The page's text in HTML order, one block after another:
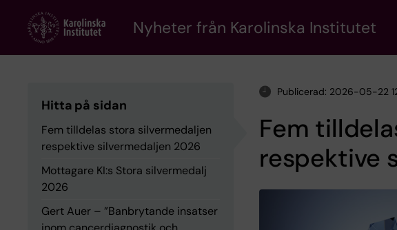
content
Nyheter från Karolinska Institutet
Hitta på sidan
Fem tilldelas stora silvermedaljen
respektive silvermedaljen 2026
Mottagare KI:s Stora silvermedalj
2026
Gert Auer – ”Banbrytande insatser
Publicerad: 2026-05-22
Fem
respektive